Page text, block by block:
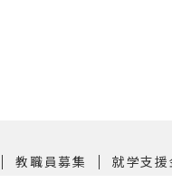
｜ 教職員募集 ｜ 就学支援